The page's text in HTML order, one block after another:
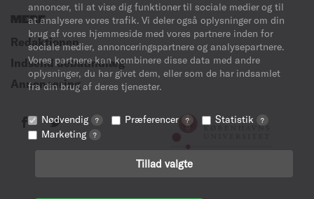
annoncer, til at vise dig funktioner til sociale medier og til
at analysere vores trafik. Vi deler også oplysninger om din
brug af vores hjemmeside med vores partnere inden for
sociale medier, annonceringspartnere og analysepartnere.
Vores partnere kan kombinere disse data med andre
oplysninger, du har givet dem, eller som de har indsamlet
fra din brug af deres tjenester.
Nødvendig ? Præferencer ? Statistik ?
Marketing ?
Tillad valgte
MERE
Redaktionen
Indsend debatindlæg
Annoncering